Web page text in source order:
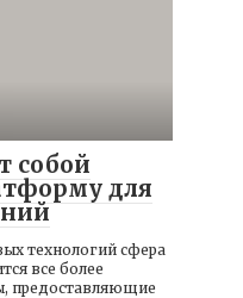
собой
для
технологий сфера
все более
предоставляющие